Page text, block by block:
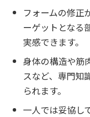
フォームの修正
ーゲットとなる
実感できます。
身体の構造や筋
スなど、専門知
られます。
一人では妥協し